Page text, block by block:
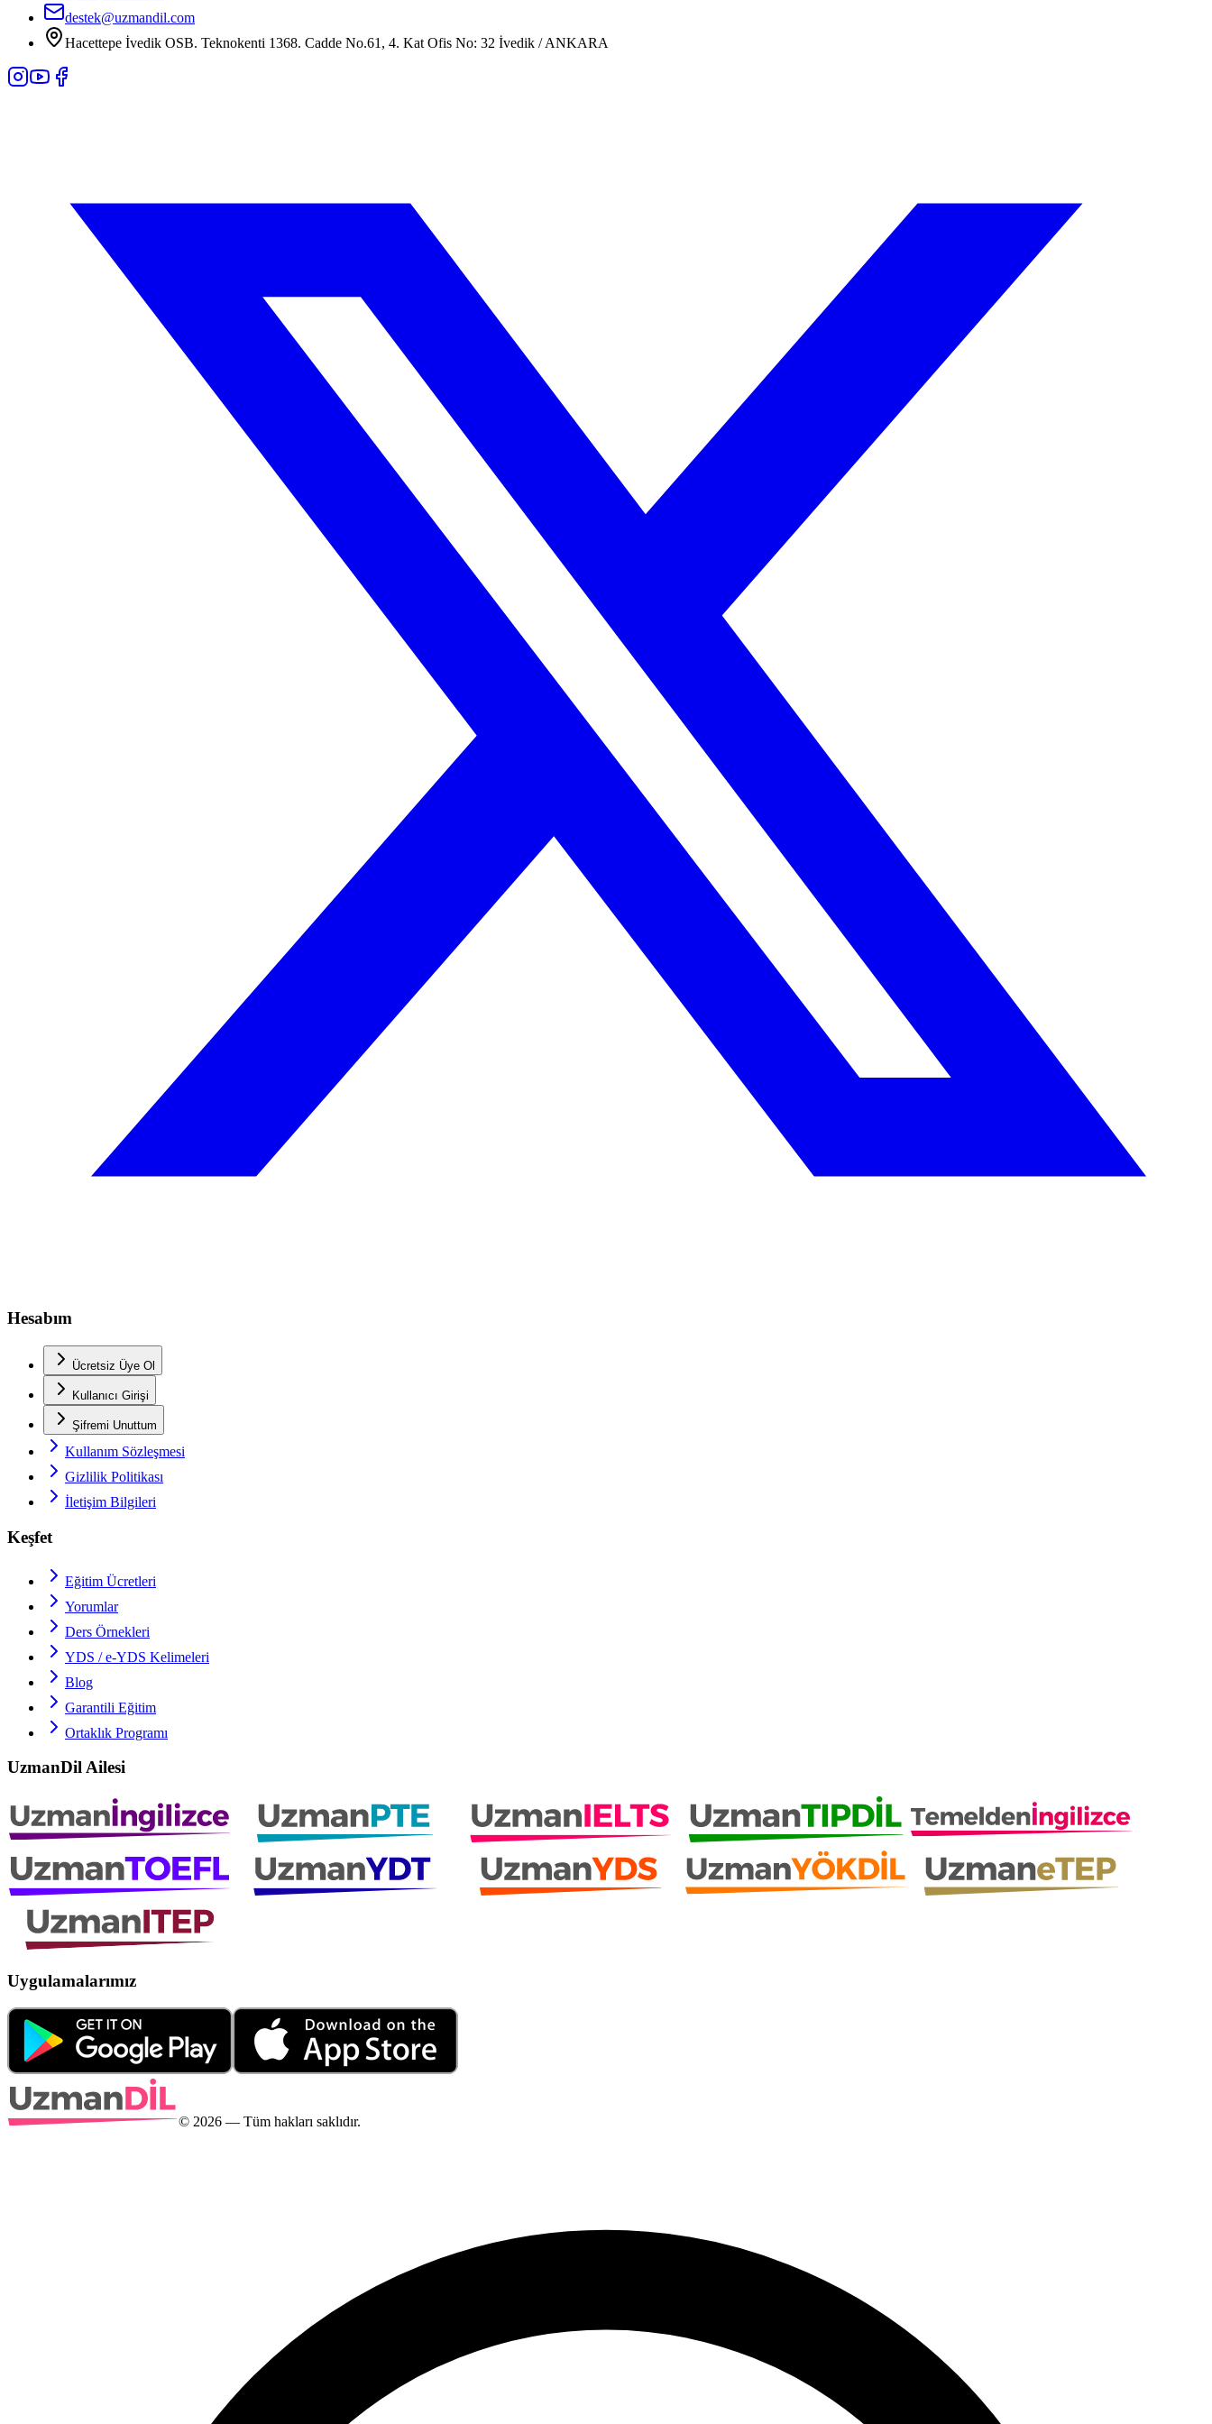
destek@uzmandil.com
Hacettepe İvedik OSB. Teknokenti 1368. Cadde No.61, 4. Kat Ofis No: 32 İvedik / ANKARA
Hesabım
Ücretsiz Üye Ol
Kullanıcı Girişi
Şifremi Unuttum
Kullanım Sözleşmesi
Gizlilik Politikası
İletişim Bilgileri
Keşfet
Eğitim Ücretleri
Yorumlar
Ders Örnekleri
YDS / e-YDS Kelimeleri
Blog
Garantili Eğitim
Ortaklık Programı
UzmanDil Ailesi
Uygulamalarımız
© 2026 — Tüm hakları saklıdır.